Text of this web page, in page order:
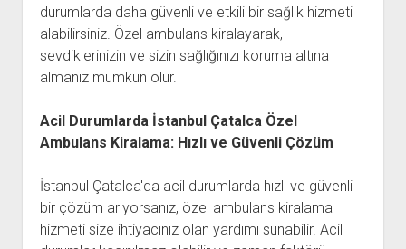
durumlarda daha güvenli ve etkili bir sağlık hizmeti
alabilirsiniz. Özel ambulans kiralayarak,
sevdiklerinizin ve sizin sağlığınızı koruma altına
almanız mümkün olur.
Acil Durumlarda İstanbul Çatalca Özel
Ambulans Kiralama: Hızlı ve Güvenli Çözüm
İstanbul Çatalca'da acil durumlarda hızlı ve güvenli
bir çözüm arıyorsanız, özel ambulans kiralama
hizmeti size ihtiyacınız olan yardımı sunabilir. Acil